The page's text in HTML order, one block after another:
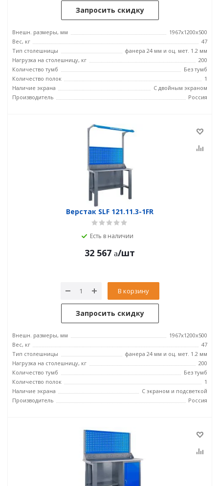
Запросить скидку
Внешн. размеры, мм
1967x1200x500
Вес, кг
47
Тип столешницы
фанера 24 мм и оц. мет. 1.2 мм
Нагрузка на столешницу, кг
200
Количество тумб
Без тумб
Количество полок
1
Наличие экрана
С двойным экраном
Производитель
Россия
Верстак SLF 121.11.3-1FR
Есть в наличии
32 567 /шт
В корзину
Запросить скидку
Внешн. размеры, мм
1967x1200x500
Вес, кг
47
Тип столешницы
фанера 24 мм и оц. мет. 1.2 мм
Нагрузка на столешницу, кг
200
Количество тумб
Без тумб
Количество полок
1
Наличие экрана
С экраном и подсветкой
Производитель
Россия